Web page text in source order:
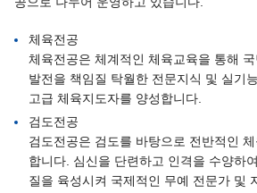
체육전공
체육전공은 체계적인 체육교육을 통해
발전을 책임질 탁월한 전문지식 및 실기
고급 체육지도자를 양성합니다.
검도전공
검도전공은 검도를 바탕으로 전반적인
합니다. 심신을 단련하고 인격을 수양하
질을 육성시켜 국제적인 무예 전문가 및